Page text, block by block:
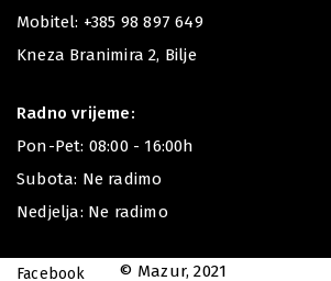
Mobitel: +385 98 897 649
Kneza Branimira 2, Bilje
Radno vrijeme:
Pon-Pet: 08:00 - 16:00h
Subota: Ne radimo
Nedjelja: Ne radimo
Facebook © Mazur, 2021